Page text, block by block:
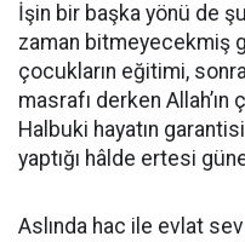
İşin bir başka yönü de
zaman bitmeyecekmiş
çocukların eğitimi,
masrafı derken
Halbuki hayatın
yaptığı hâlde ertesi
Aslında hac ile evlat